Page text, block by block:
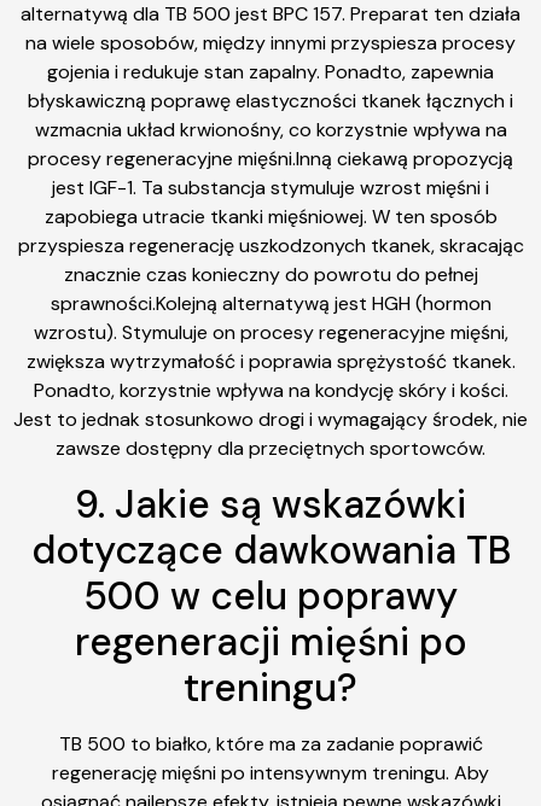
alternatywą dla TB 500 jest BPC 157. Preparat ten działa
na wiele sposobów, między innymi przyspiesza procesy
gojenia i redukuje stan zapalny. Ponadto, zapewnia
błyskawiczną poprawę elastyczności tkanek łącznych i
wzmacnia układ krwionośny, co korzystnie wpływa na
procesy regeneracyjne mięśni.Inną ciekawą propozycją
jest IGF-1. Ta substancja stymuluje wzrost mięśni i
zapobiega utracie tkanki mięśniowej. W ten sposób
przyspiesza regenerację uszkodzonych tkanek, skracając
znacznie czas konieczny do powrotu do pełnej
sprawności.Kolejną alternatywą jest HGH (hormon
wzrostu). Stymuluje on procesy regeneracyjne mięśni,
zwiększa wytrzymałość i poprawia sprężystość tkanek.
Ponadto, korzystnie wpływa na kondycję skóry i kości.
Jest to jednak stosunkowo drogi i wymagający środek, nie
zawsze dostępny dla przeciętnych sportowców.
9. Jakie są wskazówki
dotyczące dawkowania TB
500 w celu poprawy
regeneracji mięśni po
treningu?
TB 500 to białko, które ma za zadanie poprawić
regenerację mięśni po intensywnym treningu. Aby